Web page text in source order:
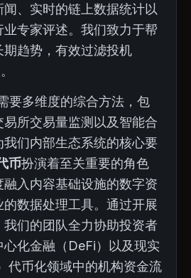
、实时的链上数据统计以
业专家评述。我们致力于帮
期趋势，有效过滤投机
要多维度的综合方法，包
所交易量监测以及智能合
们内部生态系统的核心要
币扮演着至关重要的角色
入内容基础设施的数字资
数据处理工具。通过开展
们的团队全力协助投资者
化金融（DeFi）以及现实
代币化领域中的机构资金流